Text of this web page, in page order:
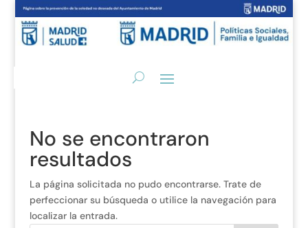
No se encontraron
resultados
La página solicitada no pudo encontrarse. Trate de
perfeccionar su búsqueda o utilice la navegación para
localizar la entrada.